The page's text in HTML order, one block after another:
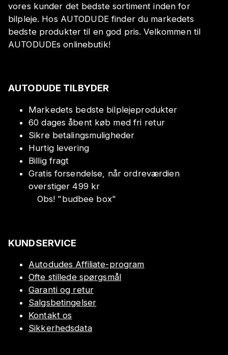
vores kunder det bedste sortiment inden for
bilpleje. Hos AUTODUDE finder du markedets
bedste produkter til en god pris. Velkommen til
AUTODUDEs onlinebutik!
AUTODUDE TILBYDER
Markedets bedste bilplejeprodukter
60 dages åbent køb med fri retur
Sikre betalingsmuligheder
Hurtig levering
Billig fragt
Gratis forsendelse, når ordreværdien
overstiger 499 kr
Obs! "budbee box"
KUNDSERVICE
Autodudes Affiliate-program
Ofte stillede spørgsmål
Garanti og retur
Salgsbetingelser
Kontakt os
Sikkerhedsdata